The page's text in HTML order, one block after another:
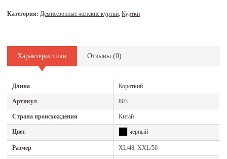
Категория:Демисезонные женские куртки,Куртки
Характеристики Отзывы (0)
Длина Короткий
Артикул 803
Страна происхождения Китай
Цвет черный
Размер XL/48, XXL/50